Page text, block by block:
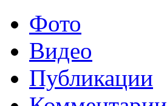
Фото
Видео
Публикации